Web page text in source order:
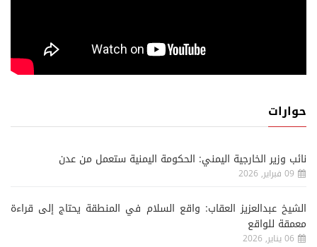
حوارات
نائب وزير الخارجية اليمني: الحكومة اليمنية ستعمل من عدن
09 فبراير, 2026
الشيخ عبدالعزيز العقاب: واقع السلام في المنطقة يحتاج إلى قراءة
معمقة للواقع
06 يناير, 2026